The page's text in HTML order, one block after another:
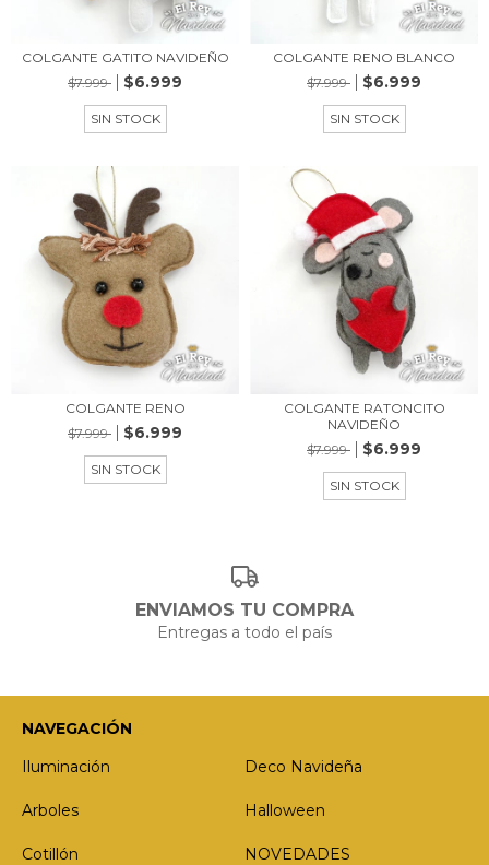
COLGANTE GATITO NAVIDEÑO
$7.999
$6.999
SIN STOCK
COLGANTE RENO BLANCO
$7.999
$6.999
SIN STOCK
COLGANTE RENO
$7.999
$6.999
SIN STOCK
COLGANTE RATONCITO
NAVIDEÑO
$7.999
$6.999
SIN STOCK
ENVIAMOS TU COMPRA
Entregas a todo el país
NAVEGACIÓN
Iluminación
Deco Navideña
Arboles Halloween
Cotillón NOVEDADES